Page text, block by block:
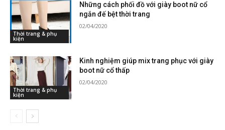
Thời trang & phụ
kiện
Những cách phối đồ với giày boot nữ cổ
ngắn đế bệt thời trang
02/04/2020
Thời trang & phụ
kiện
Kinh nghiệm giúp mix trang phục với giày
boot nữ cổ thấp
02/04/2020